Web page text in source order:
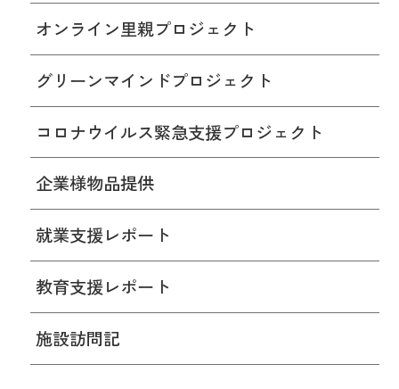
オンライン里親プロジェクト
グリーンマインドプロジェクト
コロナウイルス緊急支援プロジェクト
企業様物品提供
就業支援レポート
教育支援レポート
施設訪問記